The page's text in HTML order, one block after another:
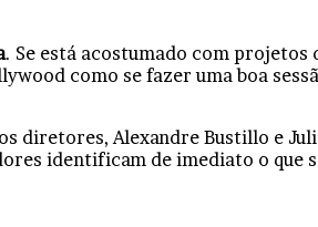
. Se está acostumado com projetos
como se fazer uma boa
diretores, Alexandre Bustillo e
identificam de imediato o que